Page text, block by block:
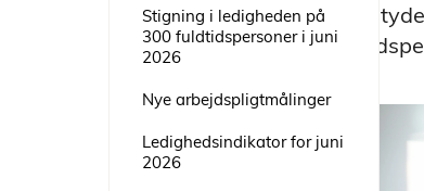
Stigning i ledigheden på
300 fuldtidspersoner i juni
2026
Nye arbejdspligtmålinger
Ledighedsindikator for juni
2026
2025